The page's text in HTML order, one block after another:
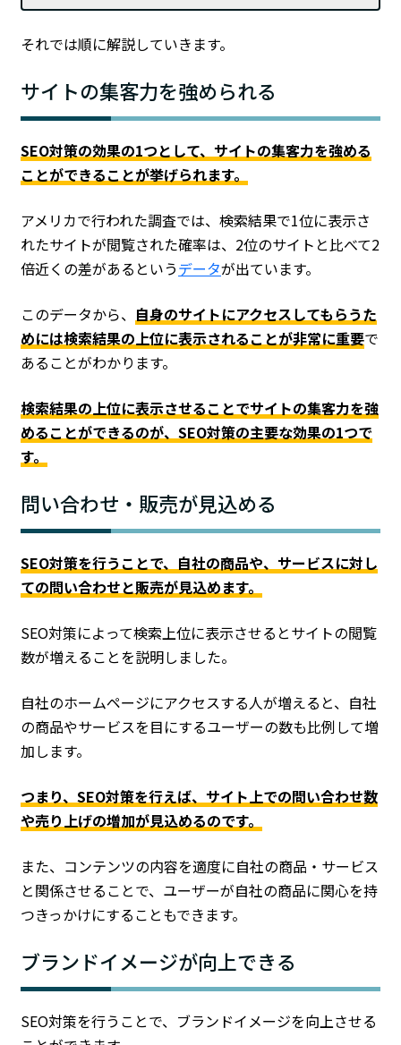
それでは順に解説していきます。
サイトの集客力を強められる
SEO対策の効果の1つとして、サイトの集客力を強める
ことができることが挙げられます。
アメリカで行われた調査では、検索結果で1位に表示さ
れたサイトが閲覧された確率は、2位のサイトと比べて2
倍近くの差があるというデータが出ています。
このデータから、 自身のサイトにアクセスしてもらうた
めには検索結果の上位に表示されることが非常に重要で
あることがわかります。
検索結果の上位に表示させることでサイトの集客力を強
めることができるのが、SEO対策の主要な効果の1つで
す。
問い合わせ・販売が見込める
SEO対策を行うことで、自社の商品や、サービスに対し
ての問い合わせと販売が見込めます。
SEO対策によって検索上位に表示させるとサイトの閲覧
数が増えることを説明しました。
自社のホームページにアクセスする人が増えると、自社
の商品やサービスを目にするユーザーの数も比例して増
加します。
つまり、SEO対策を行えば、サイト上での問い合わせ数
や売り上げの増加が見込めるのです。
また、コンテンツの内容を適度に自社の商品・サービス
と関係させることで、ユーザーが自社の商品に関心を持
つきっかけにすることもできます。
ブランドイメージが向上できる
SEO対策を行うことで、ブランドイメージを向上させる